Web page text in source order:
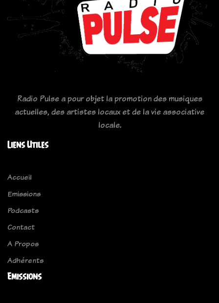
Radio Pulse a pour objet la promotion des musiques
actuelles, des artistes locaux et de la vie associative
locale.
Liens Utiles
Accueil
Emissions
Podcasts
Contact
A Propos
Adhérents
Emissions